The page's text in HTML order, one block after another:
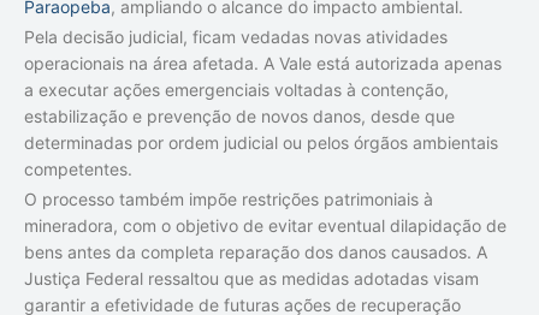
Paraopeba, ampliando o alcance do impacto ambiental.
Pela decisão judicial, ficam vedadas novas atividades
operacionais na área afetada. A Vale está autorizada apenas
a executar ações emergenciais voltadas à contenção,
estabilização e prevenção de novos danos, desde que
determinadas por ordem judicial ou pelos órgãos ambientais
competentes.
O processo também impõe restrições patrimoniais à
mineradora, com o objetivo de evitar eventual dilapidação de
bens antes da completa reparação dos danos causados. A
Justiça Federal ressaltou que as medidas adotadas visam
garantir a efetividade de futuras ações de recuperação